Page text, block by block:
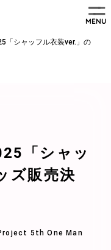
MENU
「シャッフル衣装ver.」の
「シャッ
ズ販売決
5th One Man